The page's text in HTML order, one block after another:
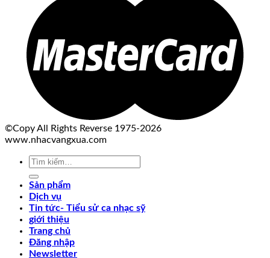
©Copy All Rights Reverse 1975-2026
www.nhacvangxua.com
Tìm
Sản phẩm
Dịch vụ
Tin tức- Tiểu sử ca nhạc sỹ
giới thiệu
Trang chủ
Đăng nhập
Newsletter